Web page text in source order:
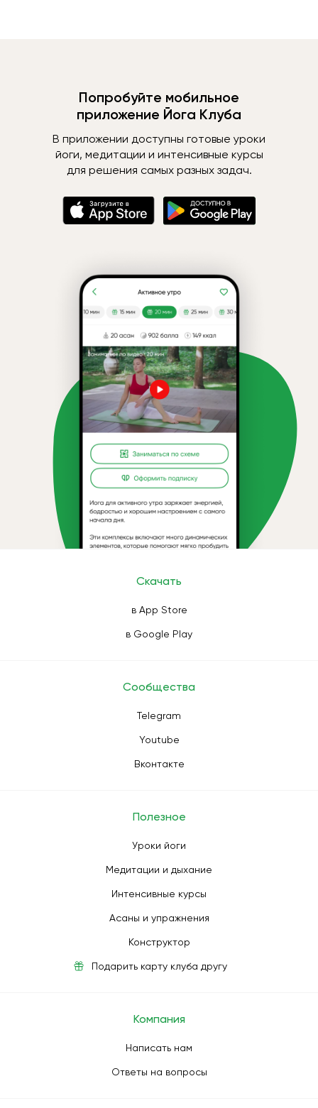
Попробуйте мобильное
приложение Йога Клуба
В приложении доступны готовые уроки
йоги, медитации и интенсивные курсы
для решения самых разных задач.
Скачать
в App Store
в Google Play
Сообщества
Telegram
Youtube
Вконтакте
Полезное
Уроки йоги
Медитации и дыхание
Интенсивные курсы
Асаны и упражнения
Конструктор
Подарить карту клуба другу
Компания
Написать нам
Ответы на вопросы